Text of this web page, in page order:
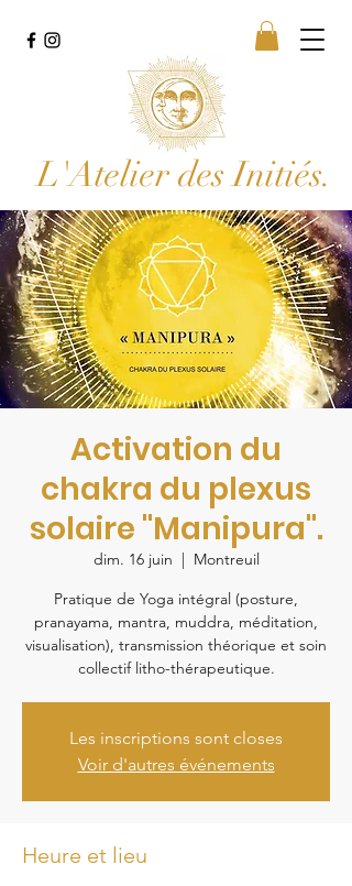
L'Atelier des Initiés.
Activation du
chakra du plexus
solaire "Manipura".
dim. 16 juin
Montreuil
Pratique de Yoga intégral (posture,
pranayama, mantra, muddra, méditation,
visualisation), transmission théorique et soin
collectif litho-thérapeutique.
Les inscriptions sont closes
Voir d'autres événements
Heure et lieu